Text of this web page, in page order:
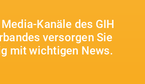
Kanäle des GIH
versorgen Sie
mit wichtigen News.